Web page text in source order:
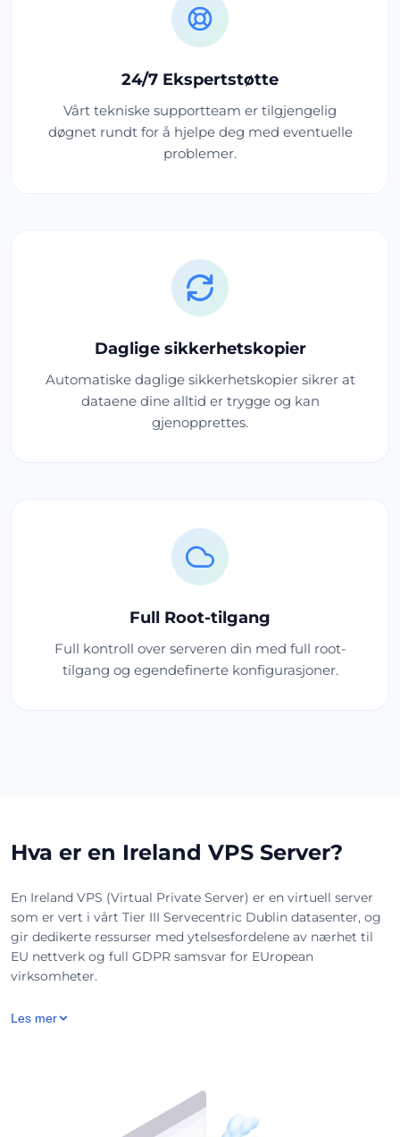
24/7 Ekspertstøtte
Vårt tekniske supportteam er tilgjengelig
døgnet rundt for å hjelpe deg med eventuelle
problemer.
Daglige sikkerhetskopier
Automatiske daglige sikkerhetskopier sikrer at
dataene dine alltid er trygge og kan
gjenopprettes.
Full Root-tilgang
Full kontroll over serveren din med full root-
tilgang og egendefinerte konfigurasjoner.
Hva er en Ireland VPS Server?
En Ireland VPS (Virtual Private Server) er en virtuell server
som er vert i vårt Tier III Servecentric Dublin datasenter, og
gir dedikerte ressurser med ytelsesfordelene av nærhet til
EU nettverk og full GDPR samsvar for EUropean
virksomheter.
Les mer